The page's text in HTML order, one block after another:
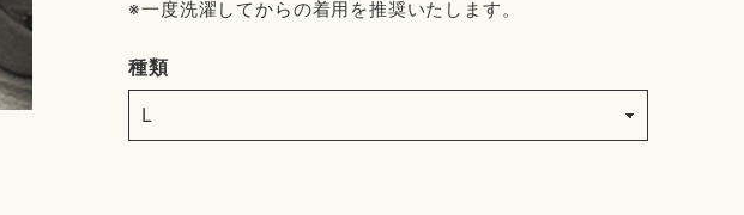
※一度洗濯してからの着用を推奨いたします。
種類